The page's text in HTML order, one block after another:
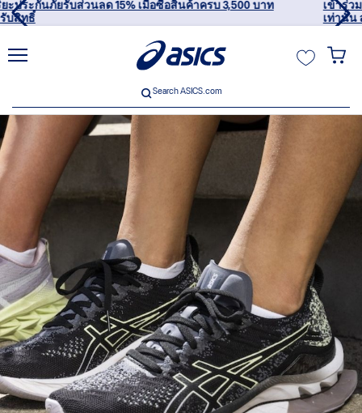
เข้าร่วม OneASICS™ เพื่อสะสมคะแนน และสิทธิพิเศษสำหรับสมาชิก
เท่านั้น สมัครเลย
น Search ASICS.com
Search ASICS.com